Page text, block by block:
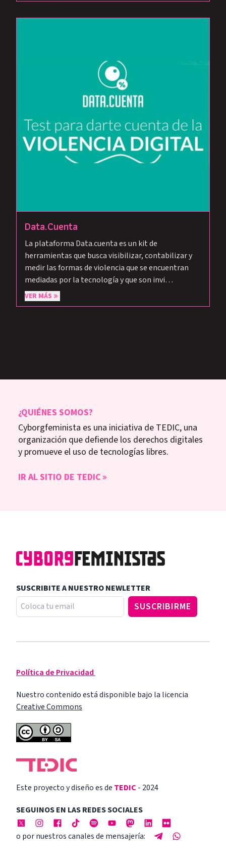
Data.Cuenta
La plataforma Data.cuenta es un kit de
herramientas que busca visibilizar, contabilizar y
medir las formas de violencia que se encuentran
mediadas por la tecnología y que son invi…
VER MÁS
¿QUIÉNES SOMOS?
Cyborgfeminista es una iniciativa de TEDIC, una
organización que defiende los derechos digitales
y promueve el uso de tecnologías libres.
IR AL SITIO DE TEDIC
SUSCRIBITE A NUESTRO NEWLETTER
Política de Privacidad
Nuestro contenido está disponible bajo la licencia
Creative Commons
Este proyecto y diseño es de TEDIC - 2024
SEGUINOS EN LAS REDES SOCIALES
o por nuestros canales de mensajería: